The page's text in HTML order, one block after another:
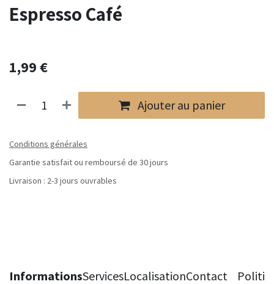
Espresso Café
1,99€
Ajouter au panier
Conditions générales
Garantie satisfait ou remboursé de 30 jours
Livraison : 2-3 jours ouvrables
InformationsServicesLocalisationContact